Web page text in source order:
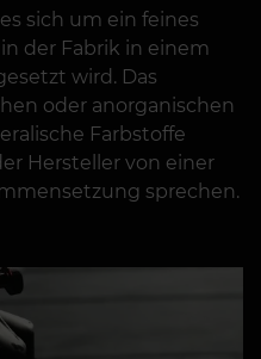
sich um ein feines
der Fabrik in einem
wird. Das
oder anorganischen
Farbstoffe
Hersteller von einer
sprechen.